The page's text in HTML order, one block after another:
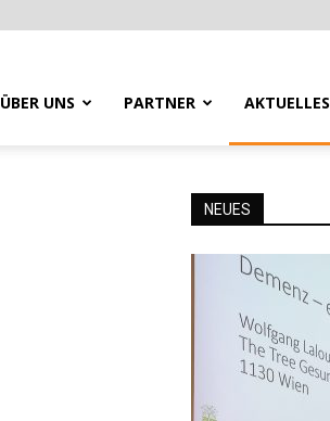
ÜBER UNS PARTNER AKTUELLES
NEUES